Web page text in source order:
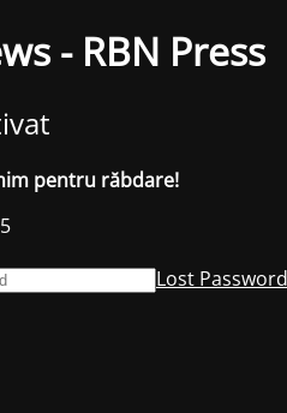
- RBN Press
pentru răbdare!
Lost Password